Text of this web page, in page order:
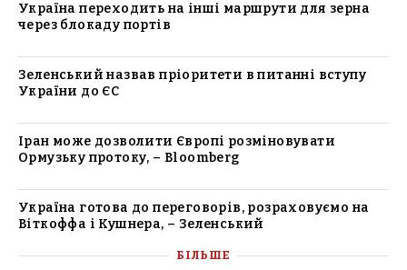
Україна переходить на інші маршрути для зерна
через блокаду портів
Зеленський назвав пріоритети в питанні вступу
України до ЄС
Іран може дозволити Європі розміновувати
Ормузьку протоку, – Bloomberg
Україна готова до переговорів, розраховуємо на
Віткоффа і Кушнера, – Зеленський
БІЛЬШЕ